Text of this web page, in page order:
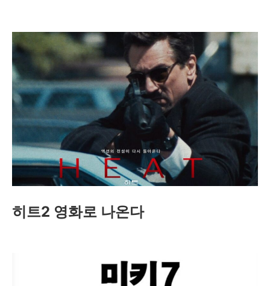
히트2 영화로 나온다